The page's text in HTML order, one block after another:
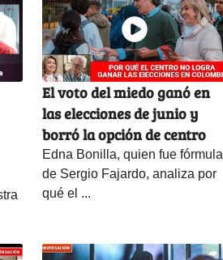
El voto del miedo ganó en
las elecciones de junio y
borró la opción de centro
Edna Bonilla, quien fue fórmula
de Sergio Fajardo, analiza por
qué el ...